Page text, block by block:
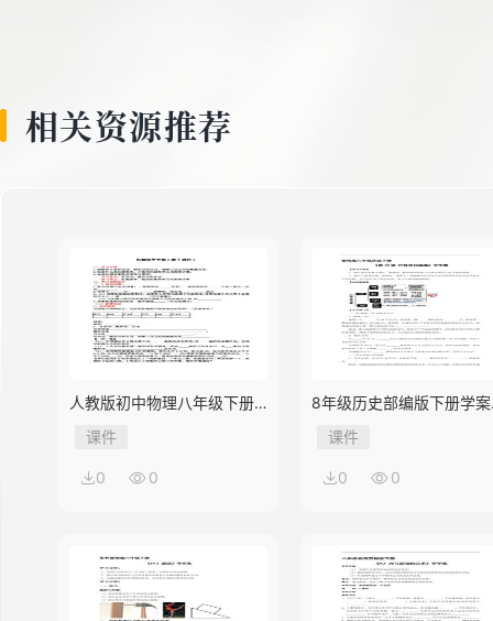
相关资源推荐
人教版初中物理八年级下册
第3节 机械效率
课件
0 0
8年级历史部编版下册学案
《第18课 科技文化成就》
课件
0 0